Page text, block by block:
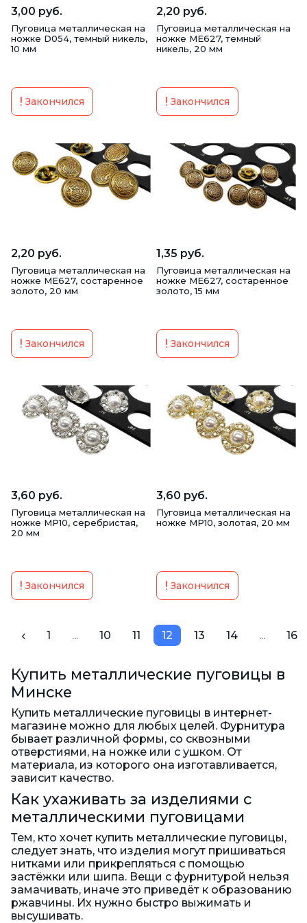
3,00 руб.
Пуговица металлическая на
ножке D054, темный никель,
10 мм
Закончился
2,20 руб.
Пуговица металлическая на
ножке ME627, темный
никель, 20 мм
Закончился
2,20 руб.
Пуговица металлическая на
ножке ME627, состаренное
золото, 20 мм
Закончился
1,35 руб.
Пуговица металлическая на
ножке ME627, состаренное
золото, 15 мм
Закончился
3,60 руб.
Пуговица металлическая на
ножке MP10, серебристая,
20 мм
Закончился
3,60 руб.
Пуговица металлическая на
ножке MP10, золотая, 20 мм
Закончился
1 ... 10 11 12 13 14 ... 16
Купить металлические пуговицы в
Минске
Купить металлические пуговицы в интернет-
магазине можно для любых целей. Фурнитура
бывает различной формы, со сквозными
отверстиями, на ножке или с ушком. От
материала, из которого она изготавливается,
зависит качество.
Как ухаживать за изделиями с
металлическими пуговицами
Тем, кто хочет купить металлические пуговицы,
следует знать, что изделия могут пришиваться
нитками или прикрепляться с помощью
застёжки или шипа. Вещи с фурнитурой нельзя
замачивать, иначе это приведёт к образованию
ржавчины. Их нужно быстро выжимать и
высушивать.